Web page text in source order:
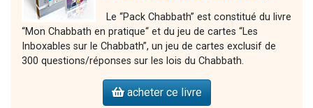
Le “Pack Chabbath” est constitué du livre
“Mon Chabbath en pratique“ et du jeu de cartes “Les
Inboxables sur le Chabbath”, un jeu de cartes exclusif de
300 questions/réponses sur les lois du Chabbath.
acheter ce livre